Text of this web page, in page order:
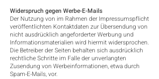
Widerspruch gegen Werbe-E-Mails
Der Nutzung von im Rahmen der Impressumspflicht
veröffentlichten Kontaktdaten zur Übersendung von
nicht ausdrücklich angeforderter Werbung und
Informationsmaterialien wird hiermit widersprochen.
Die Betreiber der Seiten behalten sich ausdrücklich
rechtliche Schritte im Falle der unverlangten
Zusendung von Werbeinformationen, etwa durch
Spam-E-Mails, vor.